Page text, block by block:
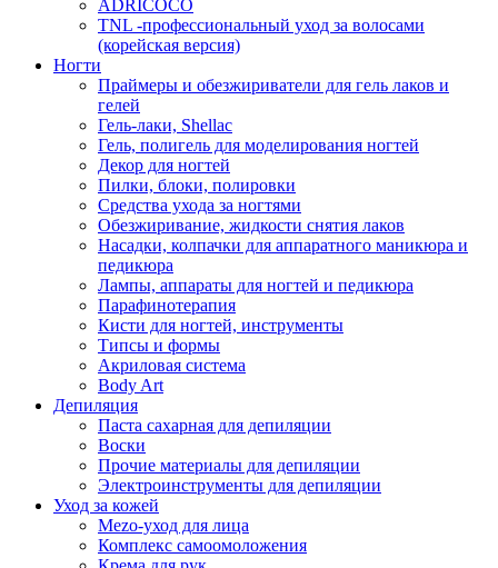
ADRICOCO
TNL -профессиональный уход за волосами
(корейская версия)
Ногти
Праймеры и обезжириватели для гель лаков и
гелей
Гель-лаки, Shellac
Гель, полигель для моделирования ногтей
Декор для ногтей
Пилки, блоки, полировки
Средства ухода за ногтями
Обезжиривание, жидкости снятия лаков
Насадки, колпачки для аппаратного маникюра и
педикюра
Лампы, аппараты для ногтей и педикюра
Парафинотерапия
Кисти для ногтей, инструменты
Типсы и формы
Акриловая система
Body Art
Депиляция
Паста сахарная для депиляции
Воски
Прочие материалы для депиляции
Электроинструменты для депиляции
Уход за кожей
Mezo-уход для лица
Комплекс самоомоложения